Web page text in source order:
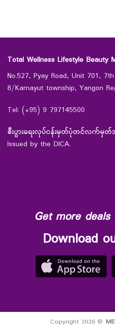
Total Wellness Lifestyle Beauty
No.527, Pyay Road, Unit 701,
8/Kamayut township, Yangon
Tel: (+95) 9 797145500
စီးပွားရေးလုပ်ငန်းမှတ်ပုံတင်လက်မှ
Issued by the DICA.
Get more
Download
Copyright 2026 ©